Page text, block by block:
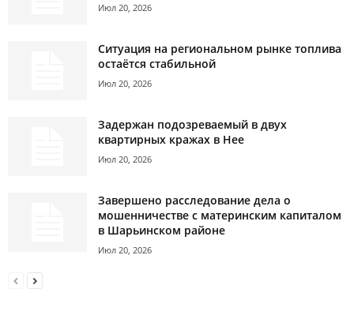
Июл 20, 2026
Ситуация на региональном рынке топлива
остаётся стабильной
Июл 20, 2026
Задержан подозреваемый в двух
квартирных кражах в Нее
Июл 20, 2026
Завершено расследование дела о
мошенничестве с материнским капиталом
в Шарьинском районе
Июл 20, 2026